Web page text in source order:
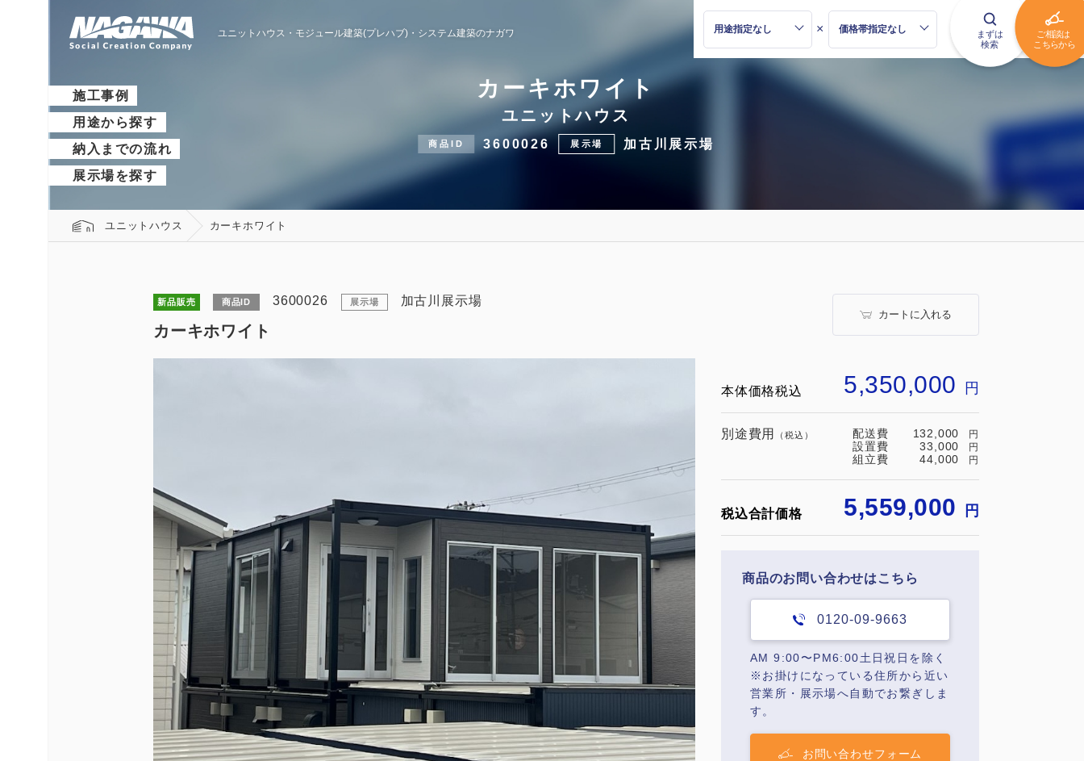
ユニットハウス・モジュール建築(プレハブ)・ システム建築のナガワ ×
施工事例
用途から探す
納入までの流れ
展示場を探す
カーキホワイト
ユニットハウス
商品ID 3600026 展示場 加古川展示場
ユニットハウス カーキホワイト
新品販売 商品ID 3600026 展示場 加古川展示場
カーキホワイト
カートに入れる
本体価格税込 5,350,000 円
別途費用 （税込） 配送費 132,000 円
設置費 33,000 円
組立費 44,000 円
税込合計価格 5,559,000 円
商品のお問い合わせはこちら
0120-09-9663
AM 9:00〜PM6:00土日祝日を除く
※お掛けになっている住所から近い
営業所・展示場へ自動でお繋ぎしま
す。
お問い合わせフォーム